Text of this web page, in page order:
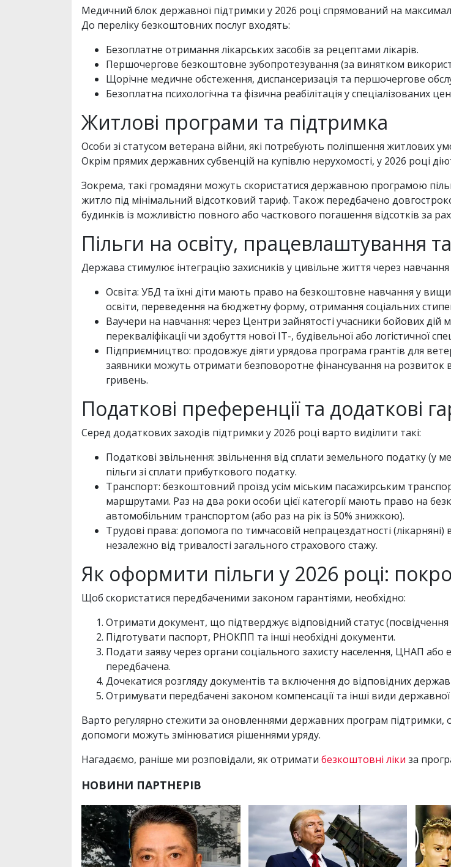
Медичний блок державної підтримки у 2026 році спрямований на
До переліку безкоштовних послуг входять:
Безоплатне отримання лікарських засобів за рецептами лікарів.
Першочергове безкоштовне зубопротезування (за винятком
Щорічне медичне обстеження, диспансеризація та першочергове
Безоплатна психологічна та фізична реабілітація у спеціалізованих
Житлові програми та підтримка
Особи зі статусом ветерана війни, які потребують поліпшення
Окрім прямих державних субвенцій на купівлю нерухомості, у 2026 році
Зокрема, такі громадяни можуть скористатися державною програмою
житло під мінімальний відсотковий тариф. Також передбачено
будинків із можливістю повного або часткового погашення відсотків за
Пільги на освіту, працевлаштування
Держава стимулює інтеграцію захисників у цивільне життя через навчання
Освіта: УБД та їхні діти мають право на безкоштовне навчання у
освіти, переведення на бюджетну форму, отримання соціальних
Ваучери на навчання: через Центри зайнятості учасники бойових
перекваліфікації чи здобуття нової ІТ-, будівельної або логістичної
Підприємництво: продовжує діяти урядова програма грантів для
заявники можуть отримати безповоротне фінансування на розвиток
гривень.
Податкові преференції та додаткові
Серед додаткових заходів підтримки у 2026 році варто виділити такі:
Податкові звільнення: звільнення від сплати земельного податку (у
пільги зі сплати прибуткового податку.
Транспорт: безкоштовний проїзд усім міським пасажирським
маршрутами. Раз на два роки особи цієї категорії мають право на
автомобільним транспортом (або раз на рік із 50% знижкою).
Трудові права: допомога по тимчасовій непрацездатності (лікарняні)
незалежно від тривалості загального страхового стажу.
Як оформити пільги у 2026 році:
Щоб скористатися передбаченими законом гарантіями, необхідно:
Отримати документ, що підтверджує відповідний статус
Підготувати паспорт, РНОКПП та інші необхідні документи.
Подати заяву через органи соціального захисту населення, ЦНАП або
передбачена.
Дочекатися розгляду документів та включення до відповідних
Отримувати передбачені законом компенсації та інші види
Варто регулярно стежити за оновленнями державних програм підтримки,
допомоги можуть змінюватися рішеннями уряду.
Нагадаємо, раніше ми розповідали, як отримати безкоштовні ліки за